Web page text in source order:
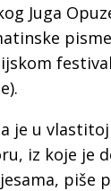
Juga
je u
iz koje je
piše